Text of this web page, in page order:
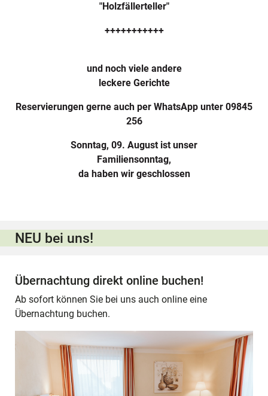
"Holzfällerteller"
+++++++++++
und noch viele andere
leckere Gerichte
Reservierungen gerne auch per WhatsApp unter 09845
256
Sonntag, 09. August ist unser
Familiensonntag,
da haben wir geschlossen
NEU bei uns!
Übernachtung direkt online buchen!
Ab sofort können Sie bei uns auch online eine
Übernachtung buchen.